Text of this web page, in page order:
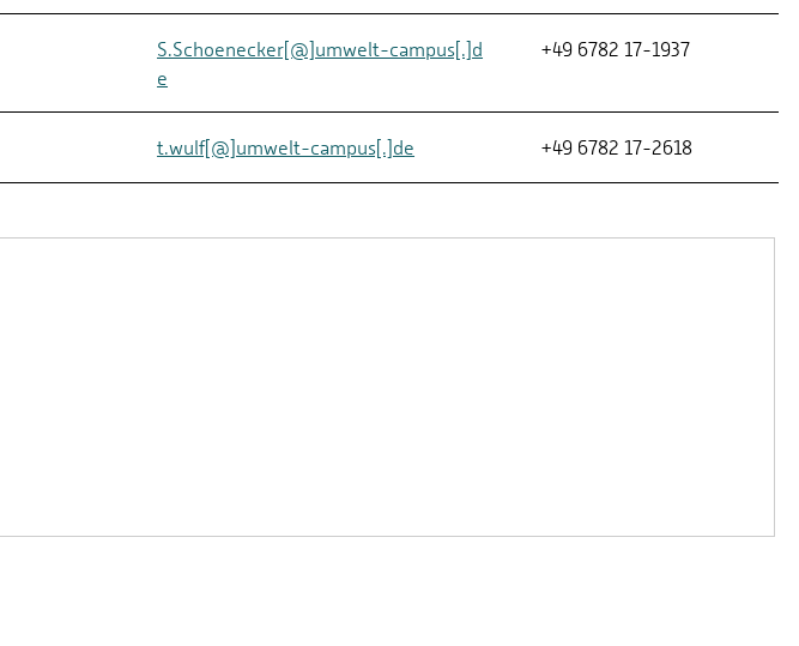
S.Schoenecker[@]umwelt-campus[.]d
e
+49 6782 17-1937
t.wulf[@]umwelt-campus[.]de +49 6782 17-2618